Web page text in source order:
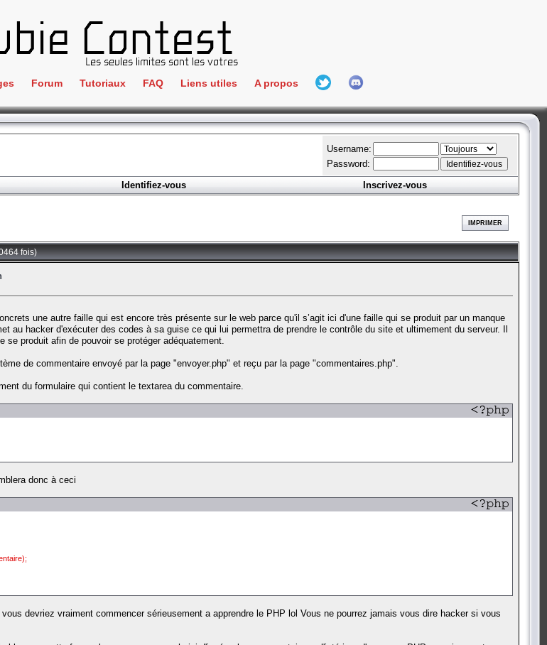
les challenges
Forum Tutoriaux FAQ Liens utiles
IRC
Newbie Connect
Partenaires
Goodies
L'incubateur
A propos
L'équipe
Hall Of Fame
Username:
Password:
Identifiez-vous Inscrivez-vous
IMPRIMER
fois)
une autre faille qui est encore très présente sur le web parce qu'il s’agit ici d'une faille qui se produit par un manque
au hacker d'exécuter des codes à sa guise ce qui lui permettra de prendre le contrôle du site et ultimement du serveur. Il
produit afin de pouvoir se protéger adéquatement.
de commentaire envoyé par la page "envoyer.php" et reçu par la page "commentaires.php".
du formulaire qui contient le textarea du commentaire.
donc à ceci
devriez vraiment commencer sérieusement a apprendre le PHP lol Vous ne pourrez jamais vous dire hacker si vous